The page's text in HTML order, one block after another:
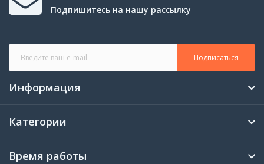
Подпишитесь на нашу рассылку
Подписаться
Информация
Категории
Время работы